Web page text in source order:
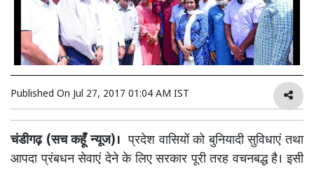
Published On Jul 27, 2017 01:04 AM IST
चंडीगढ़ (सच कहूँ न्यूज)।प्रदेश वासियों को बुनियादी सुविधाएं तथा
आपदा प्रंबधन सेवाएं देने के लिए सरकार पूरी तरह वचनबद्ध है। इसी